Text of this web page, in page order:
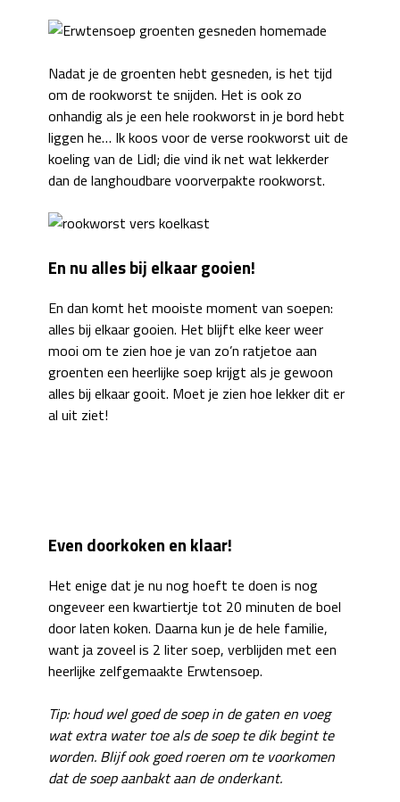
Nadat je de groenten hebt gesneden, is het tijd
om de rookworst te snijden. Het is ook zo
onhandig als je een hele rookworst in je bord hebt
liggen he… Ik koos voor de verse rookworst uit de
koeling van de Lidl; die vind ik net wat lekkerder
dan de langhoudbare voorverpakte rookworst.
En nu alles bij elkaar gooien!
En dan komt het mooiste moment van soepen:
alles bij elkaar gooien. Het blijft elke keer weer
mooi om te zien hoe je van zo’n ratjetoe aan
groenten een heerlijke soep krijgt als je gewoon
alles bij elkaar gooit. Moet je zien hoe lekker dit er
al uit ziet!
Even doorkoken en klaar!
Het enige dat je nu nog hoeft te doen is nog
ongeveer een kwartiertje tot 20 minuten de boel
door laten koken. Daarna kun je de hele familie,
want ja zoveel is 2 liter soep, verblijden met een
heerlijke zelfgemaakte Erwtensoep.
Tip: houd wel goed de soep in de gaten en voeg
wat extra water toe als de soep te dik begint te
worden. Blijf ook goed roeren om te voorkomen
dat de soep aanbakt aan de onderkant.